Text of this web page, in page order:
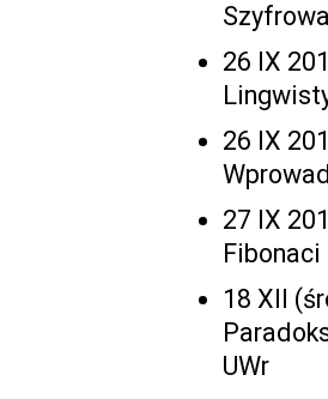
26 IX
26 IX
27 IX
Fibonaci
18 XII
UWr